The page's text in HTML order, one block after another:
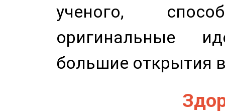
ученого,
оригинальные
большие открытия